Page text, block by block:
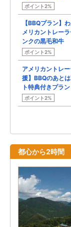
ポイント2%
【BBQプラン
メリカントレー
ンクの黒毛和牛
ポイント2%
アメリカントレ
援】BBQのあと
ト特典付きプラン
ポイント2%
都心から2時間